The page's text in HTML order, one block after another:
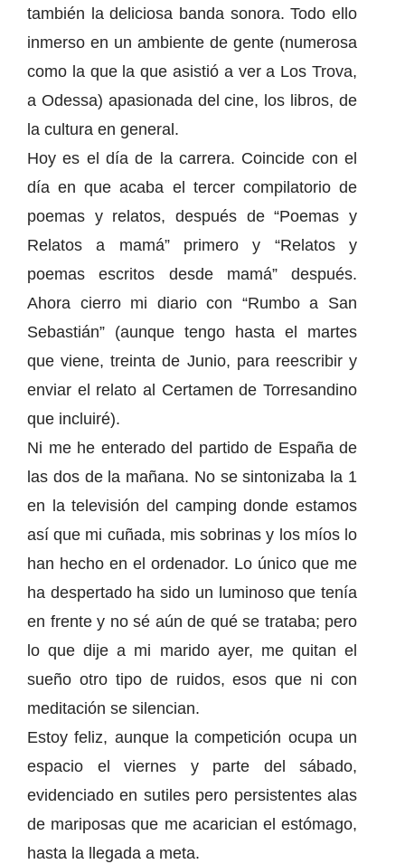
también la deliciosa banda sonora. Todo ello
inmerso en un ambiente de gente (numerosa
como la que la que asistió a ver a Los Trova,
a Odessa) apasionada del cine, los libros, de
la cultura en general.
Hoy es el día de la carrera. Coincide con el
día en que acaba el tercer compilatorio de
poemas y relatos, después de “Poemas y
Relatos a mamá” primero y “Relatos y
poemas escritos desde mamá” después.
Ahora cierro mi diario con “Rumbo a San
Sebastián” (aunque tengo hasta el martes
que viene, treinta de Junio, para reescribir y
enviar el relato al Certamen de Torresandino
que incluiré).
Ni me he enterado del partido de España de
las dos de la mañana. No se sintonizaba la 1
en la televisión del camping donde estamos
así que mi cuñada, mis sobrinas y los míos lo
han hecho en el ordenador. Lo único que me
ha despertado ha sido un luminoso que tenía
en frente y no sé aún de qué se trataba; pero
lo que dije a mi marido ayer, me quitan el
sueño otro tipo de ruidos, esos que ni con
meditación se silencian.
Estoy feliz, aunque la competición ocupa un
espacio el viernes y parte del sábado,
evidenciado en sutiles pero persistentes alas
de mariposas que me acarician el estómago,
hasta la llegada a meta.